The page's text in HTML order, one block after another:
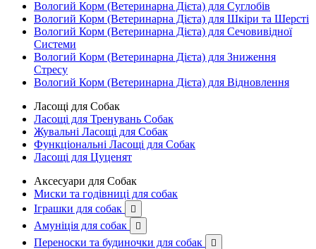
Вологий Корм (Ветеринарна Дієта) для Суглобів
Вологий Корм (Ветеринарна Дієта) для Шкіри та Шерсті
Вологий Корм (Ветеринарна Дієта) для Сечовивідної
Системи
Вологий Корм (Ветеринарна Дієта) для Зниження
Стресу
Вологий Корм (Ветеринарна Дієта) для Відновлення
Ласощі для Собак
Ласощі для Тренувань Собак
Жувальні Ласощі для Собак
Функціональні Ласощі для Собак
Ласощі для Цуценят
Аксесуари для Собак
Миски та годівниці для собак
Іграшки для собак

Амуніція для собак 
Переноски та будиночки для собак 